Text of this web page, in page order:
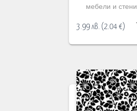
мебели и стени
3.99лв. (2.04€)